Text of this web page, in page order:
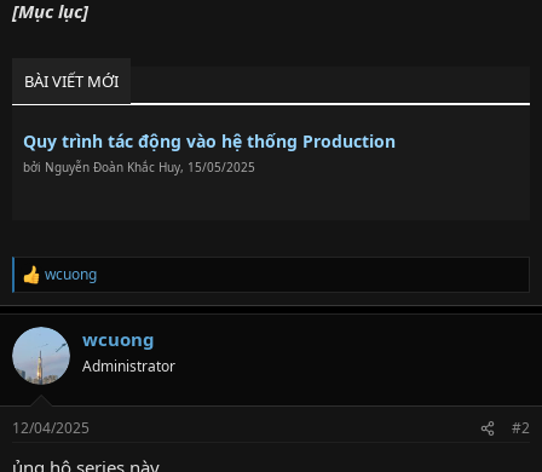
[Mục lục]
BÀI VIẾT MỚI
Quy trình tác động vào hệ thống Production
bởi Nguyễn Đoàn Khắc Huy, 15/05/2025
R
e
a
c
i
s
wcuong
wcuong
Administrator
12/04/2025 #2
ủng hộ series này